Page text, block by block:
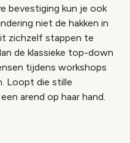
bevestiging kun je ook
niet de hakken in
zichzelf stappen te
de klassieke top-down
tijdens workshops
Loopt die stille
arend op haar hand.